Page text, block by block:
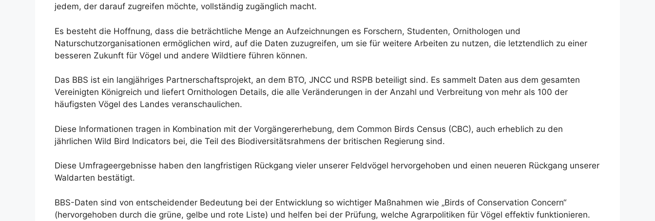
jedem, der darauf zugreifen möchte, vollständig zugänglich macht.
Es besteht die Hoffnung, dass die beträchtliche Menge an Aufzeichnungen es Forschern, Studenten, Ornithologen und
Naturschutzorganisationen ermöglichen wird, auf die Daten zuzugreifen, um sie für weitere Arbeiten zu nutzen, die letztendlich zu einer
besseren Zukunft für Vögel und andere Wildtiere führen können.
Das BBS ist ein langjähriges Partnerschaftsprojekt, an dem BTO, JNCC und RSPB beteiligt sind. Es sammelt Daten aus dem gesamten
Vereinigten Königreich und liefert Ornithologen Details, die alle Veränderungen in der Anzahl und Verbreitung von mehr als 100 der
häufigsten Vögel des Landes veranschaulichen.
Diese Informationen tragen in Kombination mit der Vorgängererhebung, dem Common Birds Census (CBC), auch erheblich zu den
jährlichen Wild Bird Indicators bei, die Teil des Biodiversitätsrahmens der britischen Regierung sind.
Diese Umfrageergebnisse haben den langfristigen Rückgang vieler unserer Feldvögel hervorgehoben und einen neueren Rückgang unserer
Waldarten bestätigt.
BBS-Daten sind von entscheidender Bedeutung bei der Entwicklung so wichtiger Maßnahmen wie „Birds of Conservation Concern“
(hervorgehoben durch die grüne, gelbe und rote Liste) und helfen bei der Prüfung, welche Agrarpolitiken für Vögel effektiv funktionieren.